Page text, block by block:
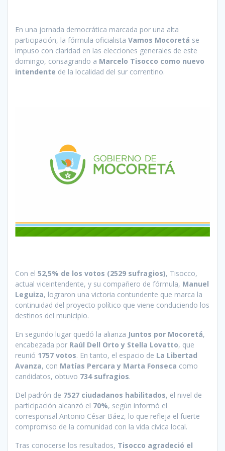
En una jornada democrática marcada por una alta
participación, la fórmula oficialista Vamos Mocoretá se
impuso con claridad en las elecciones generales de este
domingo, consagrando a Marcelo Tisocco como nuevo
intendente de la localidad del sur correntino.
Con el 52,5% de los votos (2529 sufragios), Tisocco,
actual viceintendente, y su compañero de fórmula, Manuel
Leguiza, lograron una victoria contundente que marca la
continuidad del proyecto político que viene conduciendo los
destinos del municipio.
En segundo lugar quedó la alianza Juntos por Mocoretá,
encabezada por Raúl Dell Orto y Stella Lovatto, que
reunió 1757 votos. En tanto, el espacio de La Libertad
Avanza, con Matías Percara y Marta Fonseca como
candidatos, obtuvo 734 sufragios.
Del padrón de 7527 ciudadanos habilitados, el nivel de
participación alcanzó el 70%, según informó el
corresponsal Antonio César Báez, lo que refleja el fuerte
compromiso de la comunidad con la vida cívica local.
Tras conocerse los resultados, Tisocco agradeció el